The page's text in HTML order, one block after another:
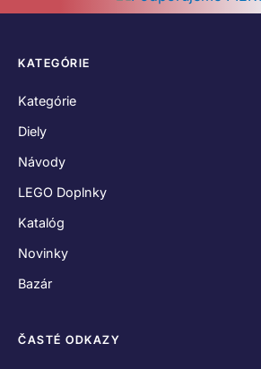
KATEGÓRIE
Kategórie
Diely
Návody
LEGO Doplnky
Katalóg
Novinky
Bazár
ČASTÉ ODKAZY